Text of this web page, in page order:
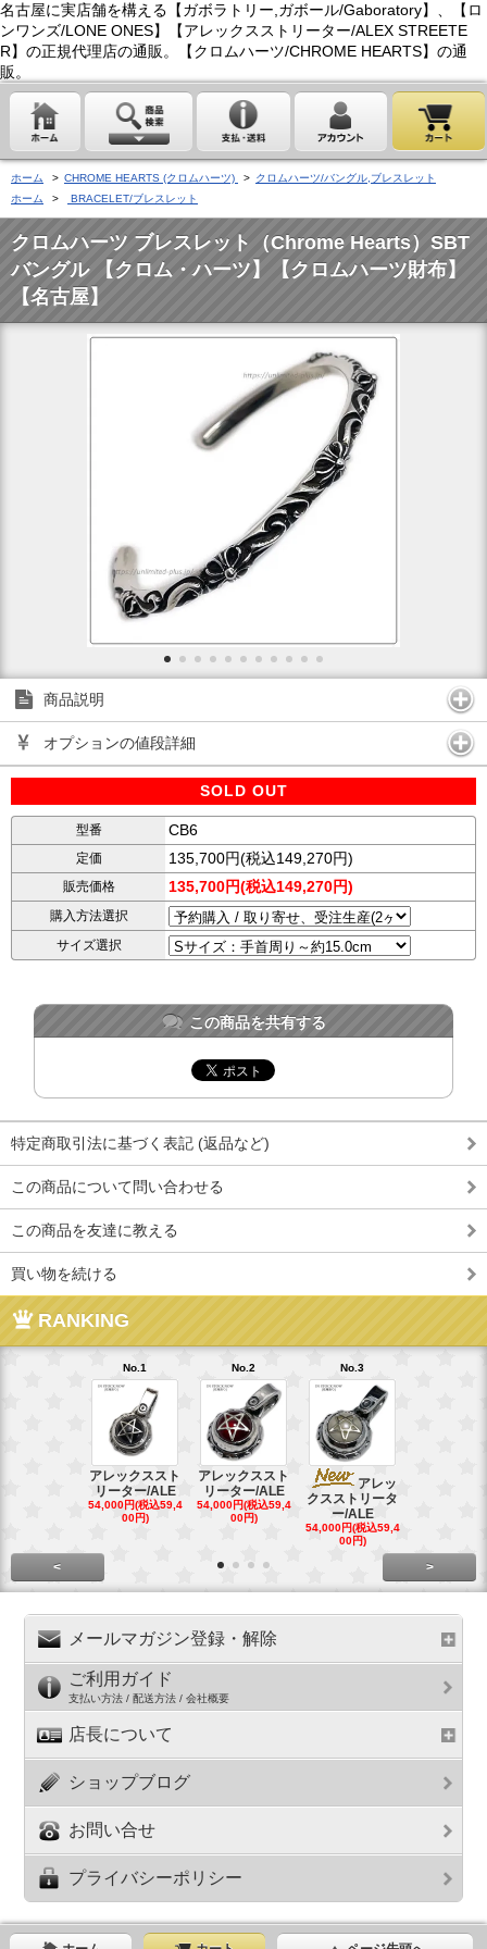
名古屋に実店舗を構える【ガボラトリー,ガボール/Gaboratory】、【ロ
ンワンズ/LONE ONES】【アレックスストリーター/ALEX STREETE
R】の正規代理店の通販。【クロムハーツ/CHROME HEARTS】の通
販。
ホーム > CHROME HEARTS (クロムハーツ) > クロムハーツ/バングル,ブレスレット
ホーム
> BRACELET/ブレスレット
クロムハーツ ブレスレット（Chrome Hearts）SBT
バングル 【クロム・ハーツ】【クロムハーツ財布】
【名古屋】
商品説明
オプションの値段詳細
SOLD OUT
型番 CB6
定価 135,700円(税込149,270円)
販売価格 135,700円(税込149,270円)
購入方法選択
サイズ選択
この商品を共有する
特定商取引法に基づく表記 (返品など)
この商品について問い合わせる
この商品を友達に教える
買い物を続ける
RANKING
No.1
アレックススト
リーター/ALE
54,000円(税込59,4
00円)
No.2
アレックススト
リーター/ALE
54,000円(税込59,4
00円)
No.3
アレッ
クスストリータ
ー/ALE
54,000円(税込59,4
00円)
< >
メールマガジン登録・解除
ご利用ガイド
支払い方法 / 配送方法 / 会社概要
店長について
ショップブログ
お問い合せ
プライバシーポリシー